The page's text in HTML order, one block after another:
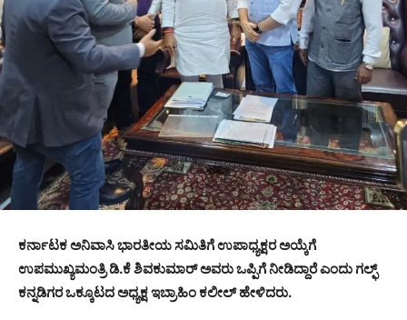
ಕರ್ನಾಟಕ ಅನಿವಾಸಿ ಭಾರತೀಯ ಸಮಿತಿಗೆ ಉಪಾಧ್ಯಕ್ಷರ ಅಯ್ಕೆಗೆ
ಉಪಮುಖ್ಯಮಂತ್ರಿ ಡಿ.ಕೆ ಶಿವಕುಮಾರ್ ಅವರು ಒಪ್ಪಿಗೆ ನೀಡಿದ್ದಾರೆ ಎಂದು ಗಲ್ಫ್
ಕನ್ನಡಿಗರ ಒಕ್ಕೂಟದ ಅಧ್ಯಕ್ಷ ಇಬ್ರಾಹಿಂ ಕಲೀಲ್ ಹೇಳಿದರು.